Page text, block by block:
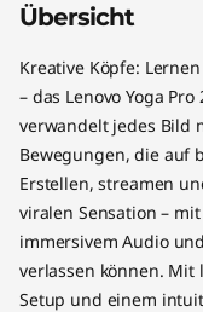
Übersicht
Kreative Köpfe:
– das Lenovo Yoga
verwandelt jedes Bild
Bewegungen, die auf
Erstellen, streamen
viralen Sensation –
immersivem Audio
verlassen können.
Setup und einem